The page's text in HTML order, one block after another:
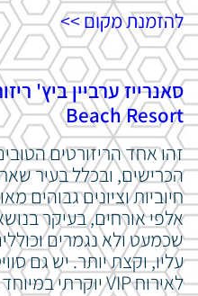
להזמנת מקום >>
Beach Resort
זהו אחד הריזורטים
הכרישים, ובכלל בעיר
חיוביות וציונים גבוהים
אלפי אורחים, בעיקר
שכמעט ולא נגמרים
עליו, וקצת יותר. יש גם
לאירוח VIP יוקרתי במיוחד אם תרצו.